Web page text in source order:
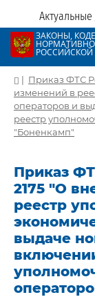
ЗАКОНЫ,
| Приказ ФТС
изменений в
операторов и
реестр
"Боненкамп"
Приказ
2175 "О
реестр
выдаче